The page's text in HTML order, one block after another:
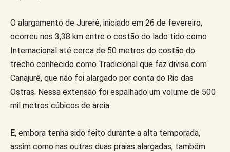
O alargamento de Jurerê, iniciado em 26 de fevereiro,
ocorreu nos 3,38 km entre o costão do lado tido como
Internacional até cerca de 50 metros do costão do
trecho conhecido como Tradicional que faz divisa com
Canajurê, que não foi alargado por conta do Rio das
Ostras. Nessa extensão foi espalhado um volume de 500
mil metros cúbicos de areia.
E, embora tenha sido feito durante a alta temporada,
assim como nas outras duas praias alargadas, também